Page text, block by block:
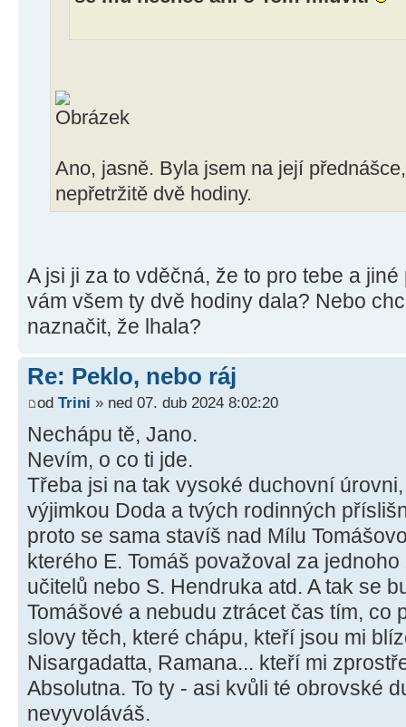
Ano, jasně. Byla jsem na její
nepřetržitě dvě hodiny.
A jsi ji za to vděčná, že to pro tebe a
vám všem ty dvě hodiny dala? Nebo
naznačit, že lhala?
Re: Peklo, nebo ráj
od Trini » ned 07. dub 2024 8:02:20
Nechápu tě, Jano.
Nevím, o co ti jde.
Třeba jsi na tak vysoké duchovní
výjimkou Doda a tvých rodinných
proto se sama stavíš nad Mílu
kterého E. Tomáš považoval za
učitelů nebo S. Hendruka atd. A tak se
Tomášové a nebudu ztrácet čas tím, co
slovy těch, které chápu, kteří jsou mi
Nisargadatta, Ramana... kteří mi
Absolutna. To ty - asi kvůli té obrovské
nevyvoláváš.